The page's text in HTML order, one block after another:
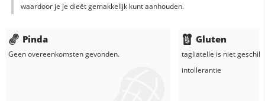
waardoor je je dieët gemakkelijk kunt aanhouden.
Pinda
Geen overeenkomsten gevonden.
Gluten
tagliatelle is niet
intollerantie